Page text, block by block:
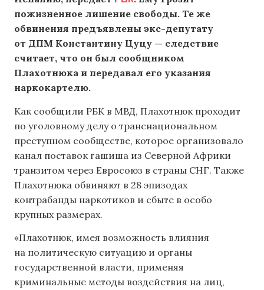
пожизненное лишение свободы. Те же
обвинения предъявлены экс-депутату
от ДПМ Константину Цуцу — следствие
считает, что он был сообщником
Плахотнюка и передавал его указания
наркокартелю.
Как сообщили РБК в МВД, Плахотнюк проходит
по уголовному делу о транснациональном
преступном сообществе, которое организовало
канал поставок гашиша из Северной Африки
транзитом через Евросоюз в страны СНГ. Также
Плахотнюка обвиняют в 28 эпизодах
контрабанды наркотиков и сбыте в особо
крупных размерах.
«Плахотнюк, имея возможность влияния
на политическую ситуацию и органы
государственной власти, применяя
криминальные методы воздействия на лиц,